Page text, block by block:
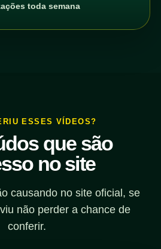
toda semana
ESSES VÍDEOS?
que são
no site
causando no site oficial, se
não perder a chance de
conferir.